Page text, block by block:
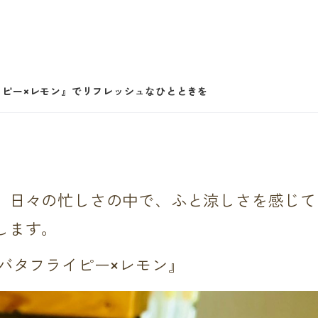
ー×レモン』でリフレッシュなひとときを
々の忙しさの中で、ふと涼しさを感じ
す。
フライピー×レモン』